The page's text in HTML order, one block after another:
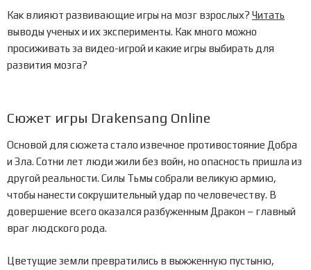
Как влияют развивающие игры на мозг взрослых? Читать
выводы ученых и их эксперименты. Как много можно
просиживать за видео-игрой и какие игры выбирать для
развития мозга?
Сюжет игры Drakensang Online
Основой для сюжета стало извечное противостояние Добра
и Зла. Сотни лет люди жили без войн, но опасность пришла из
другой реальности. Силы Тьмы собрали великую армию,
чтобы нанести сокрушительный удар по человечеству. В
довершение всего оказался разбуженным Дракон – главный
враг людского рода.
Цветущие земли превратились в выжженную пустыню,